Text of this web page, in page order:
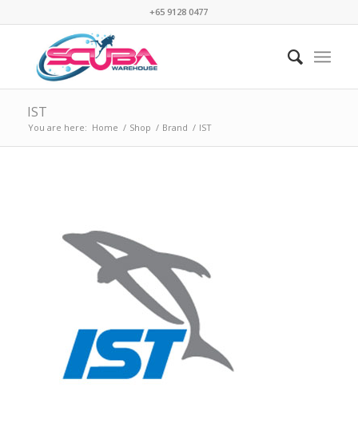
+65 9128 0477
IST
You are here: Home / Shop / Brand / IST